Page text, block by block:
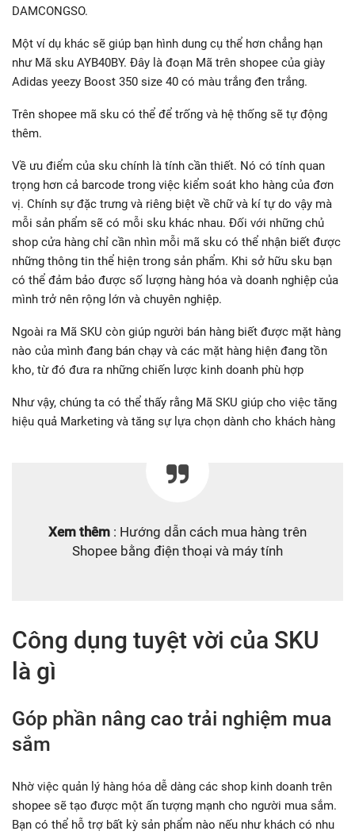
DAMCONGSO.
Một ví dụ khác sẽ giúp bạn hình dung cụ thể hơn chẳng hạn
như Mã sku AYB40BY. Đây là đoạn Mã trên shopee của giày
Adidas yeezy Boost 350 size 40 có màu trắng đen trắng.
Trên shopee mã sku có thể để trống và hệ thống sẽ tự động
thêm.
Về ưu điểm của sku chính là tính cần thiết. Nó có tính quan
trọng hơn cả barcode trong việc kiểm soát kho hàng của đơn
vị. Chính sự đặc trưng và riêng biệt về chữ và kí tự do vậy mà
mỗi sản phẩm sẽ có mỗi sku khác nhau. Đối với những chủ
shop cửa hàng chỉ cần nhìn mỗi mã sku có thể nhận biết được
những thông tin thể hiện trong sản phẩm. Khi sở hữu sku bạn
có thể đảm bảo được số lượng hàng hóa và doanh nghiệp của
mình trở nên rộng lớn và chuyên nghiệp.
Ngoài ra Mã SKU còn giúp người bán hàng biết được mặt hàng
nào của mình đang bán chạy và các mặt hàng hiện đang tồn
kho, từ đó đưa ra những chiến lược kinh doanh phù hợp
Như vậy, chúng ta có thể thấy rằng Mã SKU giúp cho việc tăng
hiệu quả Marketing và tăng sự lựa chọn dành cho khách hàng
Xem thêm : Hướng dẫn cách mua hàng trên
Shopee bằng điện thoại và máy tính
Công dụng tuyệt vời của SKU
là gì
Góp phần nâng cao trải nghiệm mua
sắm
Nhờ việc quản lý hàng hóa dễ dàng các shop kinh doanh trên
shopee sẽ tạo được một ấn tượng mạnh cho người mua sắm.
Bạn có thể hỗ trợ bất kỳ sản phẩm nào nếu như khách có nhu